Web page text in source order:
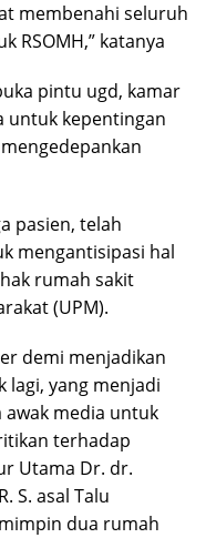
membenahi seluruh
RSOMH,” katanya
pintu ugd, kamar
untuk kepentingan
pasien, telah
mengantisipasi hal
rumah sakit
(UPM).
demi menjadikan
lagi, yang menjadi
awak media untuk
terhadap
Utama Dr. dr.
S. asal Talu
dua rumah